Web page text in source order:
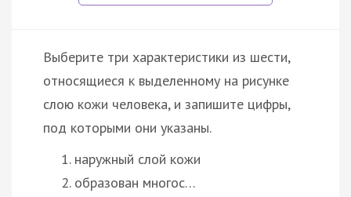
Выберите три характеристики из шести,
относящиеся к выделенному на рисунке
слою кожи человека, и запишите цифры,
под которыми они указаны.
наружный слой кожи
образован многос…